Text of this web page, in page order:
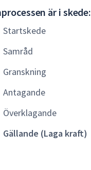
är i skede:
Startskede
Samråd
Granskning
Antagande
Överklagande
Gällande (Laga kraft)